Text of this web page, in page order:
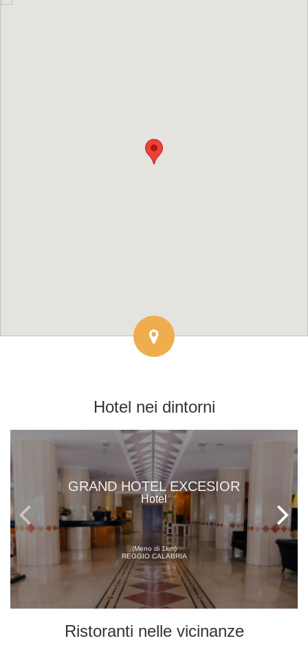
Hotel nei dintorni
GRAND HOTEL EXCESIOR
Hotel
(Meno di 1km)
REGGIO CALABRIA
Ristoranti nelle vicinanze